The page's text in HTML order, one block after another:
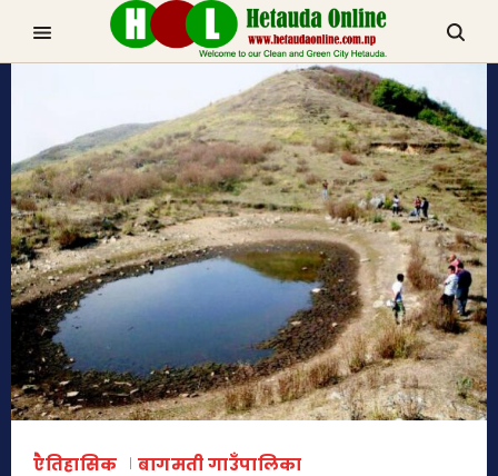
TRENDING NOW
चुरीयामाइमा ऐतिहासिक, धार्मिक र पर्यटकिय क्षेत्रको रुपमा विकास हुँदै
हेटौडा, मकवानपुर
एैतिहासिक बागमती गाउँपालिका